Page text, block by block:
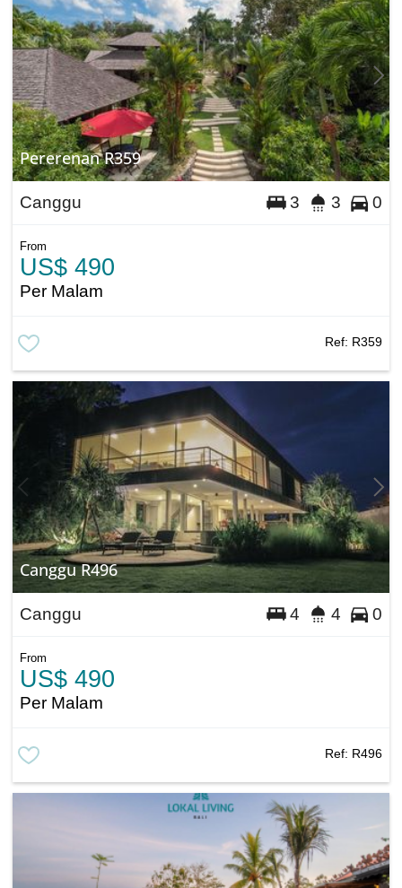
Pererenan R359
Canggu 3 3 0
From
US$ 490
Per Malam
Ref: R359
Canggu R496
Canggu 4 4 0
From
US$ 490
Per Malam
Ref: R496